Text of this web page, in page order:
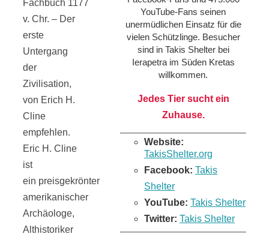
Fachbuch 1177
v. Chr. – Der
erste
Untergang
der
Zivilisation,
von Erich H.
Cline
empfehlen.
Eric H. Cline
ist
ein preisgekrönter
amerikanischer
Archäologe,
Althistoriker
YouTube-Fans seinen
unermüdlichen Einsatz für die
vielen Schützlinge. Besucher
sind in Takis Shelter bei
Ierapetra im Süden Kretas
willkommen.
Jedes Tier sucht ein
Zuhause.
Website:
TakisShelter.org
Facebook: Takis
Shelter
YouTube: Takis Shelter
Twitter: Takis Shelter